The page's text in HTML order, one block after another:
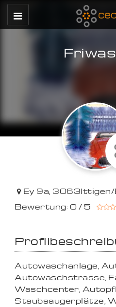
Ey 9a, 3063Ittigen/
Bewertung: 0 / 5
Autowaschanlage,
Autowaschstrasse,
Waschcenter,
Staubsaugerplätze,